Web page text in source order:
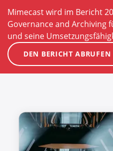
Mimecast wird im Bericht
Governance and Archiving
und seine
DEN BERICHT ABRUFEN